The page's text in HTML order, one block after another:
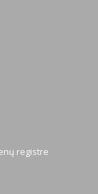
registre